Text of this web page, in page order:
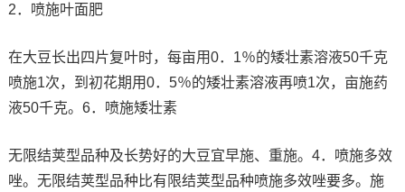
2．喷施叶面肥
在大豆长出四片复叶时，每亩用0．1％的矮壮素溶液50千克
喷施1次，到初花期用0．5％的矮壮素溶液再喷1次，亩施药
液50千克。6．喷施矮壮素
无限结荚型品种及长势好的大豆宜早施、重施。4．喷施多效
唑。无限结荚型品种比有限结荚型品种喷施多效唑要多。施